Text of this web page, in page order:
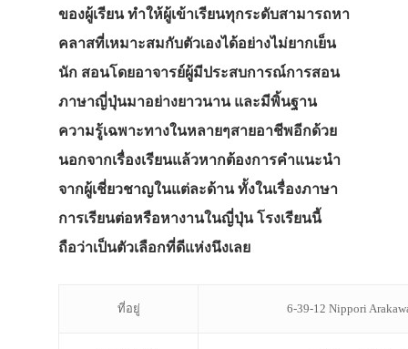
ของผู้เรียน ทำให้ผู้เข้าเรียนทุกระดับสามารถหา
คลาสที่เหมาะสมกับตัวเองได้อย่างไม่ยากเย็น
นัก สอนโดยอาจารย์ผู้มีประสบการณ์การสอน
ภาษาญี่ปุ่นมาอย่างยาวนาน และมีพิ้นฐาน
ความรู้เฉพาะทางในหลายๆสายอาชีพอีกด้วย
นอกจากเรื่องเรียนแล้วหากต้องการคำแนะนำ
จากผู้เชี่ยวชาญในแต่ละด้าน ทั้งในเรื่องภาษา
การเรียนต่อหรือหางานในญี่ปุ่น โรงเรียนนี้
ถือว่าเป็นตัวเลือกที่ดีแห่งนึงเลย
ที่อยู่ 6-39-12 Nippori